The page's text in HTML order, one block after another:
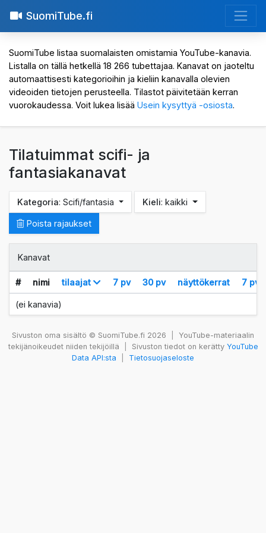
SuomiTube.fi
SuomiTube listaa suomalaisten omistamia YouTube-kanavia.
Listalla on tällä hetkellä 18 266 tubettajaa. Kanavat on jaoteltu
automaattisesti kategorioihin ja kieliin kanavalla olevien
videoiden tietojen perusteella. Tilastot päivitetään kerran
vuorokaudessa. Voit lukea lisää Usein kysyttyä -osiosta.
Tilatuimmat scifi- ja
fantasiakanavat
Kategoria: Scifi/fantasia Kieli: kaikki
Poista rajaukset
Kanavat
# nimi tilaajat 7 pv 30 pv näyttökerrat 7 pv
(ei kanavia)
Sivuston oma sisältö © SuomiTube.fi 2026
YouTube-materiaalin
tekijänoikeudet niiden tekijöillä
Sivuston tiedot on kerätty YouTube
Data API:sta
Tietosuojaseloste